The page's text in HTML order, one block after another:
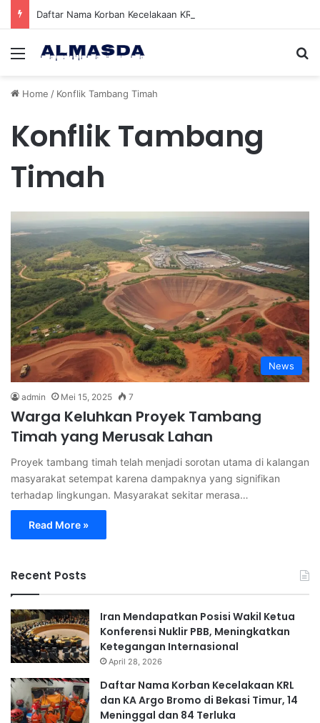
Menu
Home / Konflik Tambang Timah
Konflik Tambang
Timah
News
admin Mei 15, 2025 7
Warga Keluhkan Proyek Tambang
Timah yang Merusak Lahan
Proyek tambang timah telah menjadi sorotan utama di kalangan
masyarakat setempat karena dampaknya yang signifikan
terhadap lingkungan. Masyarakat sekitar merasa…
Read More »
Recent Posts
Iran Mendapatkan Posisi Wakil Ketua
Konferensi Nuklir PBB, Meningkatkan
Ketegangan Internasional
April 28, 2026
Daftar Nama Korban Kecelakaan KRL
dan KA Argo Bromo di Bekasi Timur, 14
Meninggal dan 84 Terluka